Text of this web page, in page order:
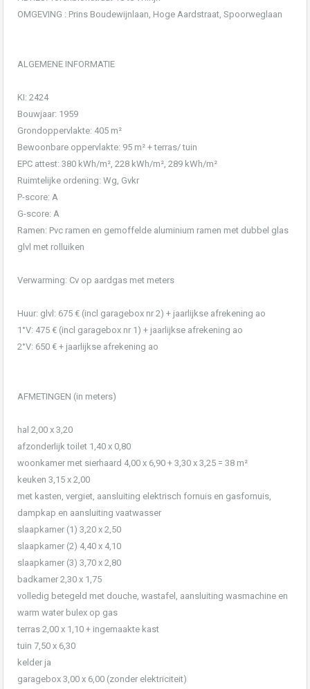
OMGEVING : Prins Boudewijnlaan, Hoge Aardstraat, Spoorweglaan
ALGEMENE INFORMATIE
KI: 2424
Bouwjaar: 1959
Grondoppervlakte: 405 m²
Bewoonbare oppervlakte: 95 m² + terras/ tuin
EPC attest: 380 kWh/m², 228 kWh/m², 289 kWh/m²
Ruimtelijke ordening: Wg, Gvkr
P-score: A
G-score: A
Ramen: Pvc ramen en gemoffelde aluminium ramen met dubbel glas
glvl met rolluiken
Verwarming: Cv op aardgas met meters
Huur: glvl: 675 € (incl garagebox nr 2) + jaarlijkse afrekening ao
1°V: 475 € (incl garagebox nr 1) + jaarlijkse afrekening ao
2°V: 650 € + jaarlijkse afrekening ao
AFMETINGEN (in meters)
hal 2,00 x 3,20
afzonderlijk toilet 1,40 x 0,80
woonkamer met sierhaard 4,00 x 6,90 + 3,30 x 3,25 = 38 m²
keuken 3,15 x 2,00
met kasten, vergiet, aansluiting elektrisch fornuis en gasfornuis,
dampkap en aansluiting vaatwasser
slaapkamer (1) 3,20 x 2,50
slaapkamer (2) 4,40 x 4,10
slaapkamer (3) 3,70 x 2,80
badkamer 2,30 x 1,75
volledig betegeld met douche, wastafel, aansluiting wasmachine en
warm water bulex op gas
terras 2,00 x 1,10 + ingemaakte kast
tuin 7,50 x 6,30
kelder ja
garagebox 3,00 x 6,00 (zonder elektriciteit)